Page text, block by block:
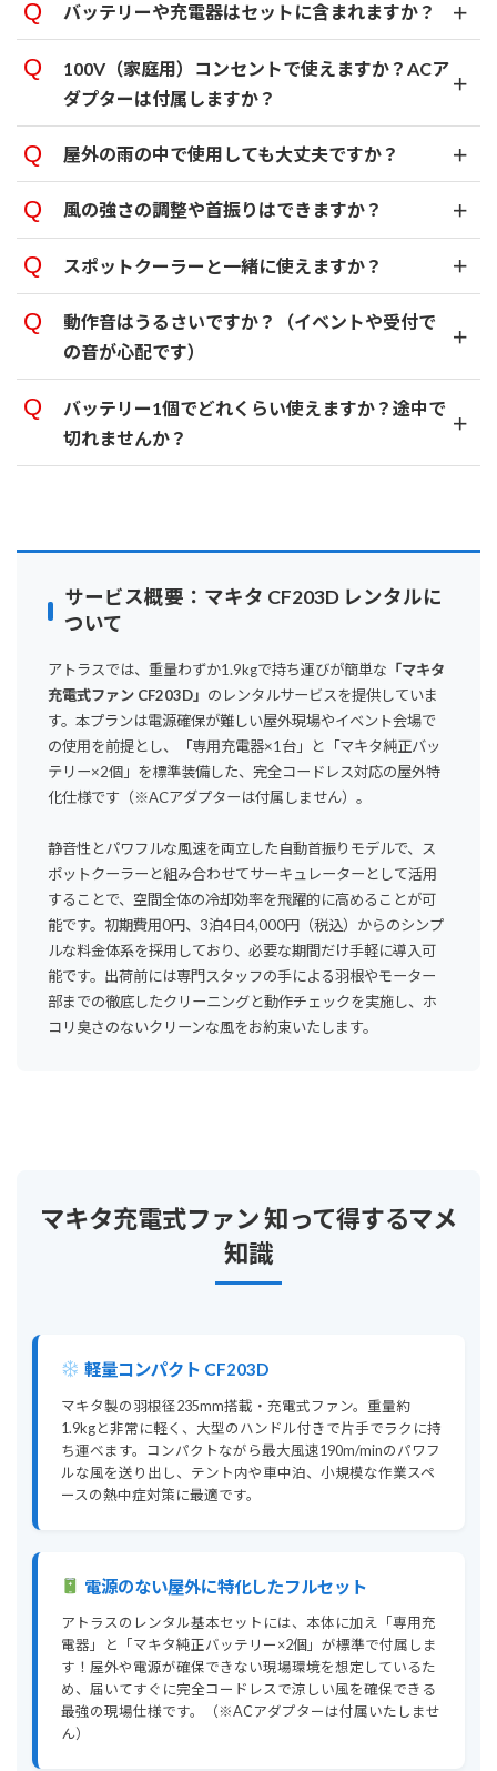
バッテリーや充電器はセットに含まれますか？
100V（家庭用）コンセントで使えますか？ACア
ダプターは付属しますか？
ハナちゃん
なんだろう？「100V」はお家や事務所
にあるごく普通のコンセントのこと
のセットは『コンセントがないお外で
使うこと』をメインにしているから、
専用ケーブルはあえて外しているんだ
ら、到着してすぐに使えるワン
屋外の雨の中で使用しても大丈夫ですか？
風の強さの調整や首振りはできますか？
スポットクーラーと一緒に使えますか？
動作音はうるさいですか？（イベントや受付で
の音が心配です）
バッテリー1個でどれくらい使えますか？途中で
切れませんか？
サービス概要：マキタ CF203D レンタルに
ついて
アトラスでは、重量わずか1.9kgで持ち運びが簡単な 「マキタ
充電式ファン CF203D」 のレンタルサービスを提供していま
す。本プランは電源確保が難しい屋外現場やイベント会場で
の使用を前提とし、「専用充電器×1台」と「マキタ純正バッ
テリー×2個」を標準装備した、完全コードレス対応の屋外特
化仕様です（※ACアダプターは付属しません）。
静音性とパワフルな風速を両立した自動首振りモデルで、ス
ポットクーラーと組み合わせてサーキュレーターとして活用
することで、空間全体の冷却効率を飛躍的に高めることが可
能です。初期費用0円、3泊4日4,000円（税込）からのシンプ
ルな料金体系を採用しており、必要な期間だけ手軽に導入可
能です。出荷前には専門スタッフの手による羽根やモーター
部までの徹底したクリーニングと動作チェックを実施し、ホ
コリ臭さのないクリーンな風をお約束いたします。
マキタ充電式ファン 知って得するマメ
知識
軽量コンパクト CF203D
マキタ製の羽根径235mm搭載・充電式ファン。重量約
1.9kgと非常に軽く、大型のハンドル付きで片手でラクに持
ち運べます。コンパクトながら最大風速190m/minのパワフ
ルな風を送り出し、テント内や車中泊、小規模な作業スペ
ースの熱中症対策に最適です。
電源のない屋外に特化したフルセット
アトラスのレンタル基本セットには、本体に加え「専用充
電器」と「マキタ純正バッテリー×2個」が標準で付属しま
す！屋外や電源が確保できない現場環境を想定しているた
め、届いてすぐに完全コードレスで涼しい風を確保できる
最強の現場仕様です。（※ACアダプターは付属いたしませ
ん）